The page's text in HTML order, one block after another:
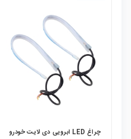
چراغ LED ابرویی دی لایت خودرو